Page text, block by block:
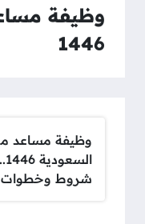
وظيفة
1446
وظيفة مساعد
شروط وخطوات